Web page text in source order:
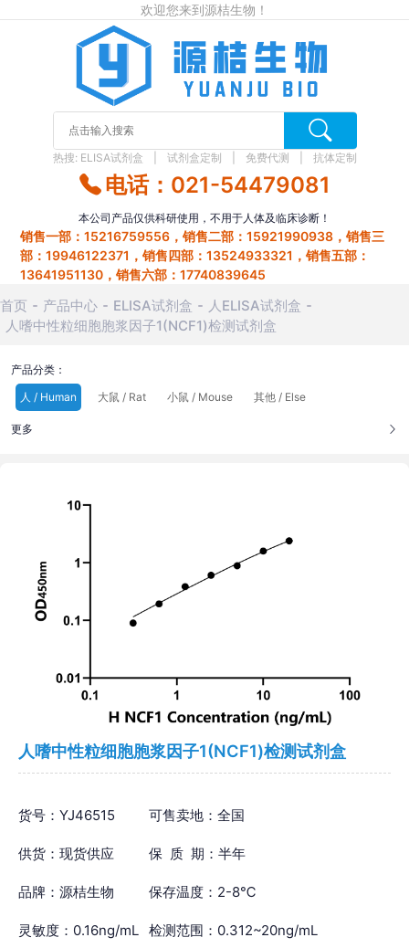
欢迎您来到源桔生物！
热搜: ELISA试剂盒 试剂盒定制 免费代测 抗体定制
电话：021-54479081
本公司产品仅供科研使用，不用于人体及临床诊断！
销售一部：15216759556，销售二部：15921990938，销售三
部：19946122371，销售四部：13524933321，销售五部：
13641951130，销售六部：17740839645
首页 产品中心 ELISA试剂盒
人ELISA试剂盒
人嗜中性粒细胞胞浆因子1(NCF1)检测试剂盒
产品分类：
人 / Human
大鼠 / Rat 小鼠 / Mouse 其他 / Else
更多
人嗜中性粒细胞胞浆因子1(NCF1)检测试剂盒
货号：YJ46515 可售卖地：全国
供货：现货供应 保 质 期：半年
品牌：源桔生物 保存温度：2-8℃
灵敏度：0.16ng/mL 检测范围：0.312~20ng/mL